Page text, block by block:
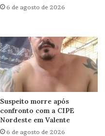
6 de agosto de 2026
Suspeito morre após
confronto com a CIPE
Nordeste em Valente
6 de agosto de 2026